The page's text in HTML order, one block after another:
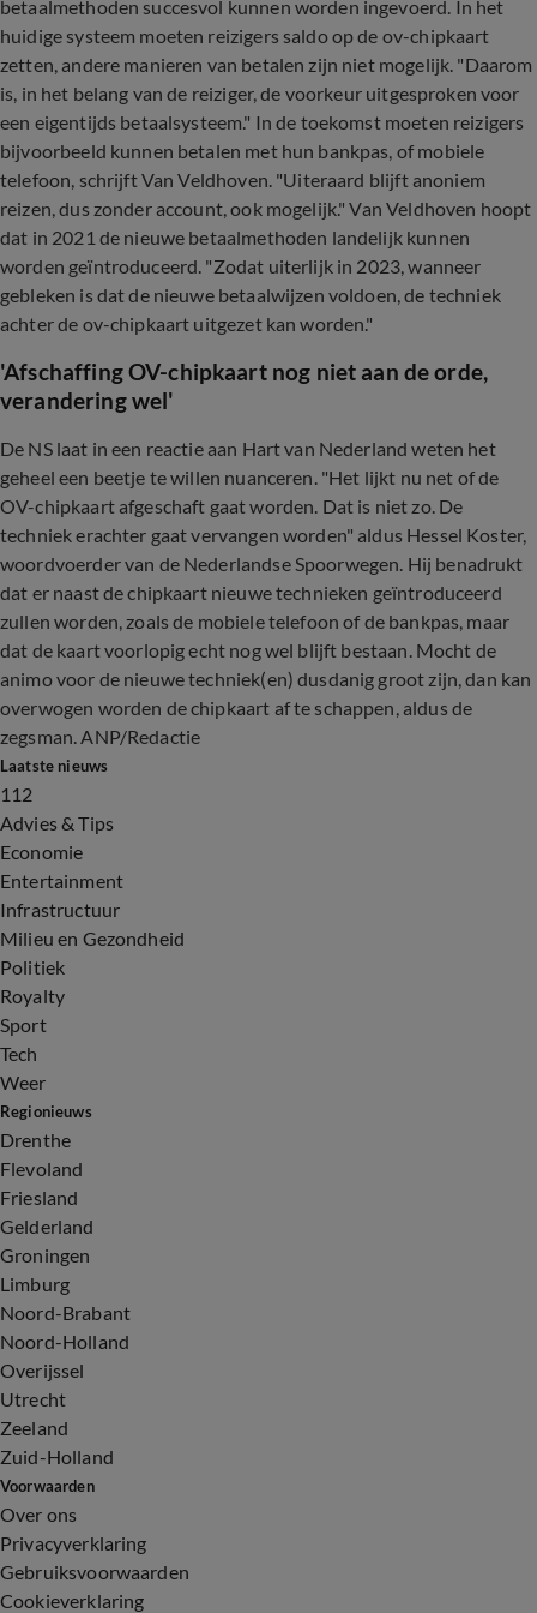
betaalmethoden succesvol kunnen worden ingevoerd. In het
huidige systeem moeten reizigers saldo op de ov-chipkaart
zetten, andere manieren van betalen zijn niet mogelijk. "Daarom
is, in het belang van de reiziger, de voorkeur uitgesproken voor
een eigentijds betaalsysteem." In de toekomst moeten reizigers
bijvoorbeeld kunnen betalen met hun bankpas, of mobiele
telefoon, schrijft Van Veldhoven. "Uiteraard blijft anoniem
reizen, dus zonder account, ook mogelijk." Van Veldhoven hoopt
dat in 2021 de nieuwe betaalmethoden landelijk kunnen
worden geïntroduceerd. "Zodat uiterlijk in 2023, wanneer
gebleken is dat de nieuwe betaalwijzen voldoen, de techniek
achter de ov-chipkaart uitgezet kan worden."
'Afschaffing OV-chipkaart nog niet aan de orde,
verandering wel'
De NS laat in een reactie aan Hart van Nederland weten het
geheel een beetje te willen nuanceren. "Het lijkt nu net of de
OV-chipkaart afgeschaft gaat worden. Dat is niet zo. De
techniek erachter gaat vervangen worden" aldus Hessel Koster,
woordvoerder van de Nederlandse Spoorwegen. Hij benadrukt
dat er naast de chipkaart nieuwe technieken geïntroduceerd
zullen worden, zoals de mobiele telefoon of de bankpas, maar
dat de kaart voorlopig echt nog wel blijft bestaan. Mocht de
animo voor de nieuwe techniek(en) dusdanig groot zijn, dan kan
overwogen worden de chipkaart af te schappen, aldus de
zegsman. ANP/Redactie
Laatste nieuws
112
Advies & Tips
Economie
Entertainment
Infrastructuur
Milieu en Gezondheid
Politiek
Royalty
Sport
Tech
Weer
Regionieuws
Drenthe
Flevoland
Friesland
Gelderland
Groningen
Limburg
Noord-Brabant
Noord-Holland
Overijssel
Utrecht
Zeeland
Zuid-Holland
Voorwaarden
Over ons
Privacyverklaring
Gebruiksvoorwaarden
Cookieverklaring